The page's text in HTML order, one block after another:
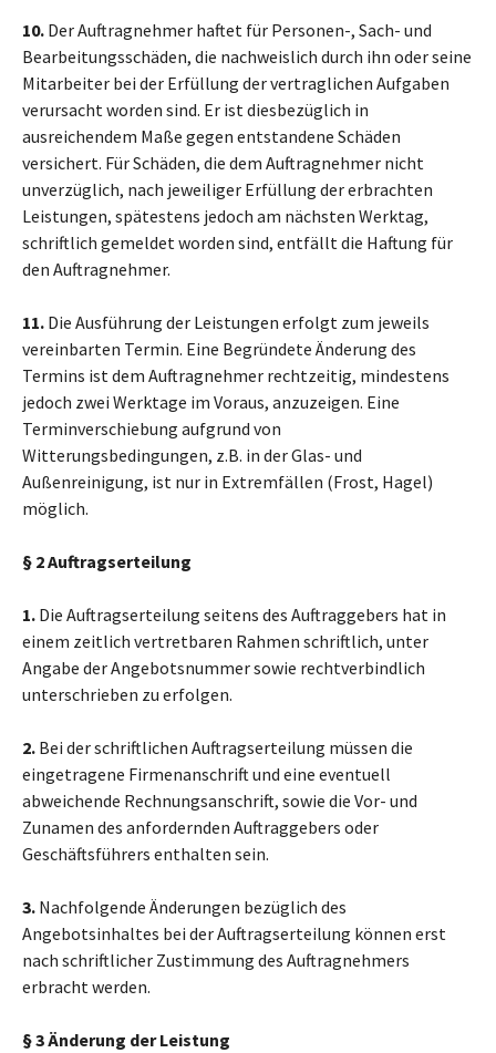
10. Der Auftragnehmer haftet für Personen-, Sach- und
Bearbeitungsschäden, die nachweislich durch ihn oder seine
Mitarbeiter bei der Erfüllung der vertraglichen Aufgaben
verursacht worden sind. Er ist diesbezüglich in
ausreichendem Maße gegen entstandene Schäden
versichert. Für Schäden, die dem Auftragnehmer nicht
unverzüglich, nach jeweiliger Erfüllung der erbrachten
Leistungen, spätestens jedoch am nächsten Werktag,
schriftlich gemeldet worden sind, entfällt die Haftung für
den Auftragnehmer.
11. Die Ausführung der Leistungen erfolgt zum jeweils
vereinbarten Termin. Eine Begründete Änderung des
Termins ist dem Auftragnehmer rechtzeitig, mindestens
jedoch zwei Werktage im Voraus, anzuzeigen. Eine
Terminverschiebung aufgrund von
Witterungsbedingungen, z.B. in der Glas- und
Außenreinigung, ist nur in Extremfällen (Frost, Hagel)
möglich.
§ 2 Auftragserteilung
1. Die Auftragserteilung seitens des Auftraggebers hat in
einem zeitlich vertretbaren Rahmen schriftlich, unter
Angabe der Angebotsnummer sowie rechtverbindlich
unterschrieben zu erfolgen.
2. Bei der schriftlichen Auftragserteilung müssen die
eingetragene Firmenanschrift und eine eventuell
abweichende Rechnungsanschrift, sowie die Vor- und
Zunamen des anfordernden Auftraggebers oder
Geschäftsführers enthalten sein.
3. Nachfolgende Änderungen bezüglich des
Angebotsinhaltes bei der Auftragserteilung können erst
nach schriftlicher Zustimmung des Auftragnehmers
erbracht werden.
§ 3 Änderung der Leistung